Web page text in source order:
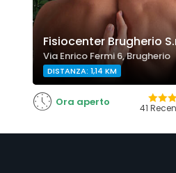
Fisiocenter Brugherio
Via Enrico Fermi 6, Brugherio
DISTANZA: 1,14 KM
Ora aperto 41